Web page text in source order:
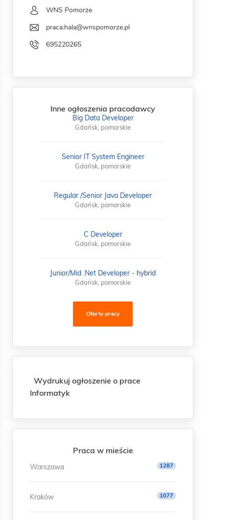
WNS Pomorze
praca.hala@wnspomorze.pl
695220265
Inne ogłoszenia pracodawcy
Big Data Developer
Gdańsk, pomorskie
Senior IT System Engineer
Gdańsk, pomorskie
Regular /Senior Java Developer
Gdańsk, pomorskie
C Developer
Gdańsk, pomorskie
Junior/Mid .Net Developer - hybrid
Gdańsk, pomorskie
Oferty pracy
Wydrukuj ogłoszenie o prace
Informatyk
Praca w mieście
Warszawa 1287
Kraków 1077